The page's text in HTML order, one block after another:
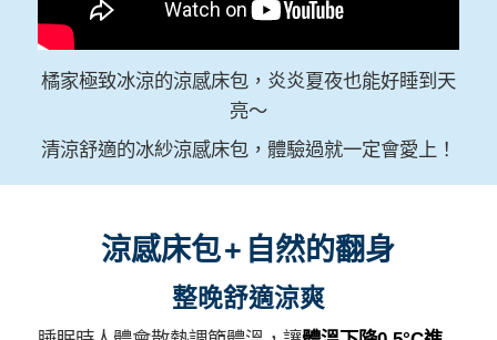
橘家極致冰涼的涼感床包，炎炎夏夜也能好睡到天
亮～
清涼舒適的冰紗涼感床包，體驗過就一定會愛上！
涼感床包 + 自然的翻身
整晚舒適涼爽